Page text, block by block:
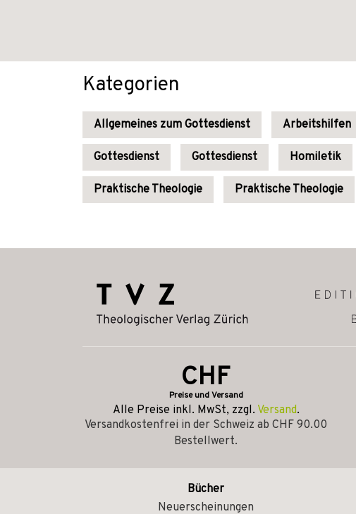
Kategorien
Allgemeines zum Gottesdienst Arbeitshilfen
Gottesdienst Gottesdienst Homiletik
Praktische Theologie Praktische Theologie
CHF
Preise und Versand
Alle Preise inkl. MwSt, zzgl. Versand.
Versandkostenfrei in der Schweiz ab CHF 90.00
Bestellwert.
Bücher
Neuerscheinungen